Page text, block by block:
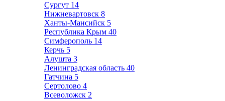
Сургут 14
Нижневартовск 8
Ханты-Мансийск 5
Республика Крым 40
Симферополь 14
Керчь 5
Алушта 3
Ленинградская область 40
Гатчина 5
Сертолово 4
Всеволожск 2